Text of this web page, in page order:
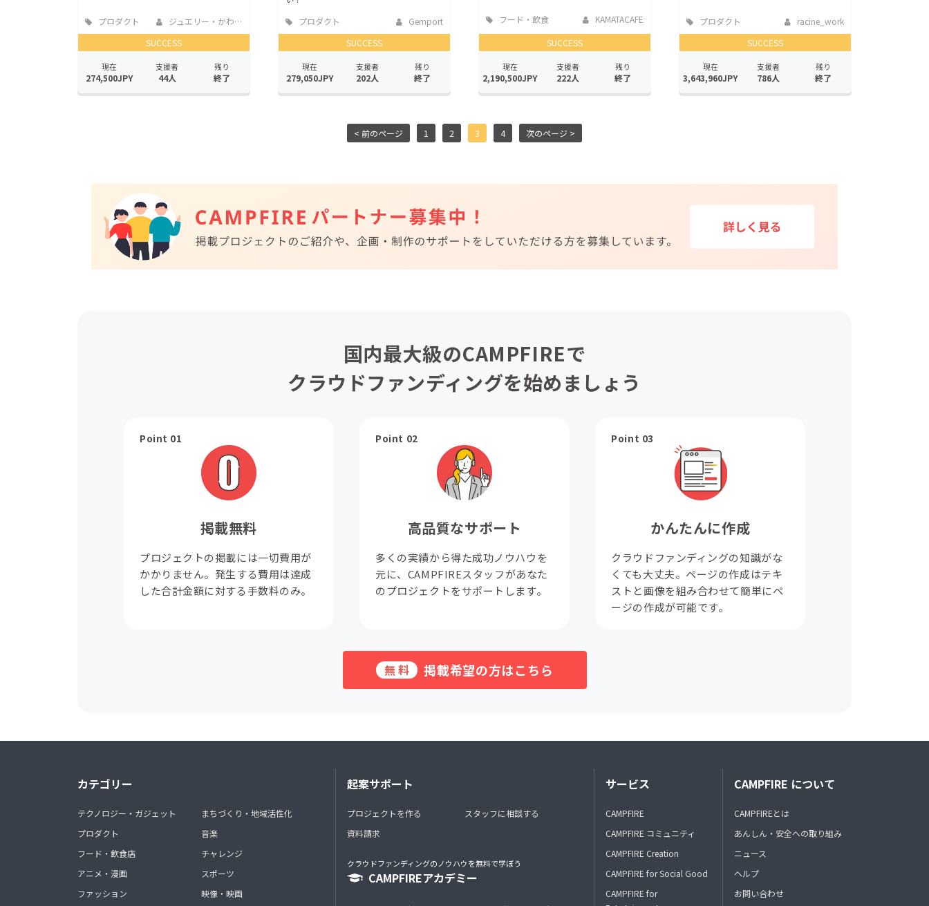
プロダクト
ジュエリー・かわさき
SUCCESS
現在
274,500JPY
支援者
44人
残り
終了
プロダクト
Gemport
SUCCESS
現在
279,050JPY
支援者
202人
残り
終了
フード・飲食
KAMATACAFE
SUCCESS
現在
2,190,500JPY
支援者
222人
残り
終了
プロダクト
racine_work
SUCCESS
現在
3,643,960JPY
支援者
786人
残り
終了
< 前のページ 1 2 3 4 次のページ >
国内最大級のCAMPFIREで
クラウドファンディングを始めましょう
Point 01
掲載無料
プロジェクトの掲載には一切費用が
かかりません。発生する費用は達成
した合計金額に対する手数料のみ。
Point 02
高品質なサポート
多くの実績から得た成功ノウハウを
元に、CAMPFIREスタッフがあなた
のプロジェクトをサポートします。
Point 03
かんたんに作成
クラウドファンディングの知識がな
くても大丈夫。ページの作成はテキ
ストと画像を組み合わせて簡単にペ
ージの作成が可能です。
無料 掲載希望の方はこちら
カテゴリー
テクノロジー・ガジェット
プロダクト
フード・飲食店
アニメ・漫画
ファッション
まちづくり・地域活性化
音楽
チャレンジ
スポーツ
映像・映画
起案サポート
プロジェクトを作る
資料請求
スタッフに相談する
クラウドファンディングのノウハウを無料で学ぼう
CAMPFIREアカデミー
サービス
CAMPFIRE
CAMPFIRE コミュニティ
CAMPFIRE Creation
CAMPFIRE for Social Good
CAMPFIRE for
CAMPFIRE について
CAMPFIREとは
あんしん・安全への取り組み
ニュース
ヘルプ
お問い合わせ